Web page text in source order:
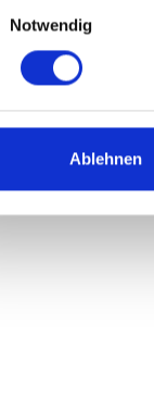
Notwendig
Ablehnen
so hoch
als Fehler